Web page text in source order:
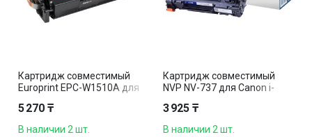
Картридж совместимый
Europrint EPC-W1510A для
черный
5 270 ₸
В наличии 2 шт.
Картридж совместимый
NVP NV-737 для Canon i-
210/211/212/212w/216/216
n, черный
3 925 ₸
В наличии 2 шт.